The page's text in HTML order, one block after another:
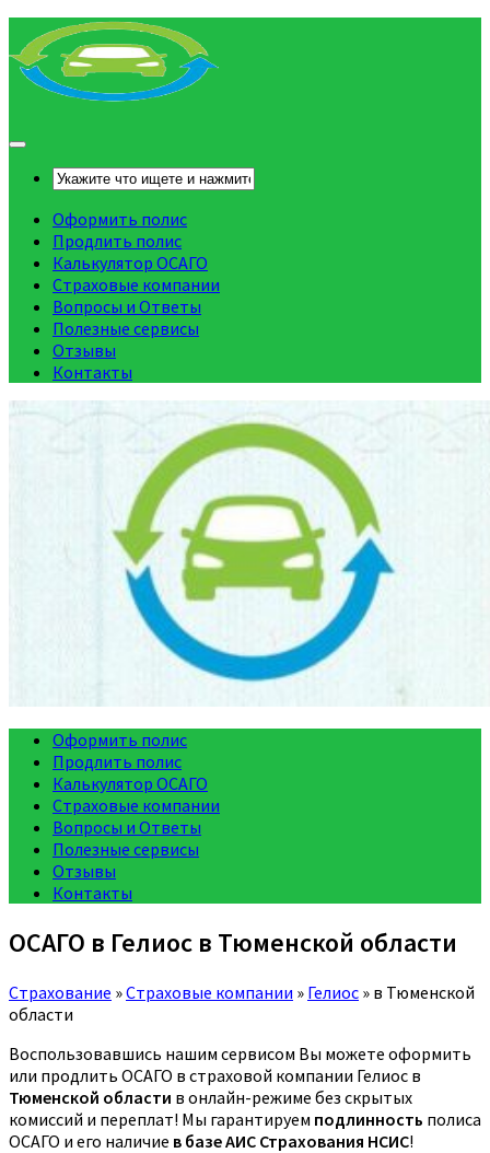
Оформить полис
Продлить полис
Калькулятор ОСАГО
Страховые компании
Вопросы и Ответы
Полезные сервисы
Отзывы
Контакты
Оформить полис
Продлить полис
Калькулятор ОСАГО
Страховые компании
Вопросы и Ответы
Полезные сервисы
Отзывы
Контакты
ОСАГО в Гелиос в Тюменской области
Страхование »Страховые компании » Гелиос » в Тюменской
области
Воспользовавшись нашим сервисом Вы можете оформить
или продлить ОСАГО в страховой компании Гелиос в
Тюменской области в онлайн-режиме без скрытых
комиссий и переплат! Мы гарантируем подлинность полиса
ОСАГО и его наличие в базе АИС Страхования НСИС!